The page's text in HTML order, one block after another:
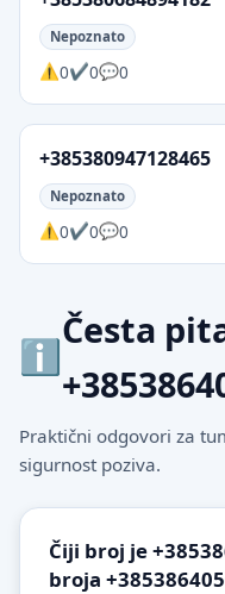
Nepoznato
0 0 0
+385380947128465
Nepoznato
0 0 0
Česta
Praktični odgovori za
sigurnost poziva.
Čiji broj je
broja